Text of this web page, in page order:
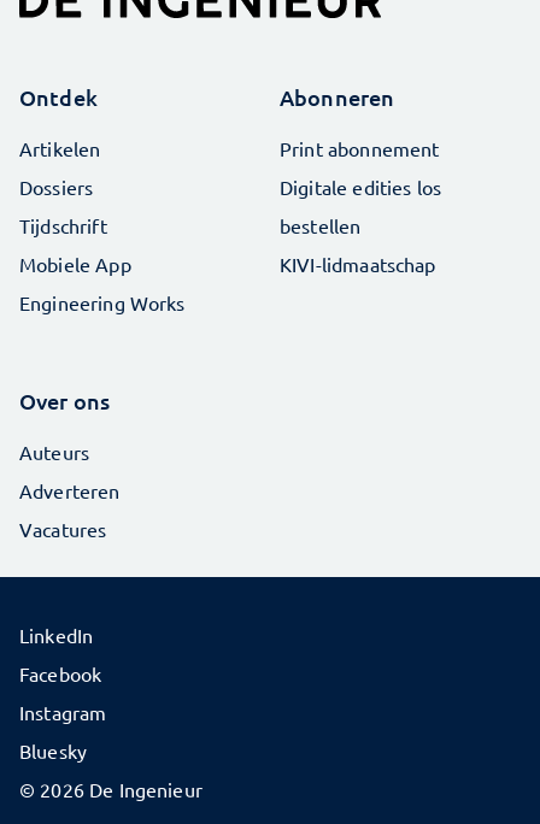
Ontdek
Artikelen
Dossiers
Tijdschrift
Mobiele App
Engineering Works
Abonneren
Print abonnement
Digitale edities los
bestellen
KIVI-lidmaatschap
Over ons
Auteurs
Adverteren
Vacatures
© 2026 De Ingenieur
LinkedIn
Facebook
Instagram
Bluesky